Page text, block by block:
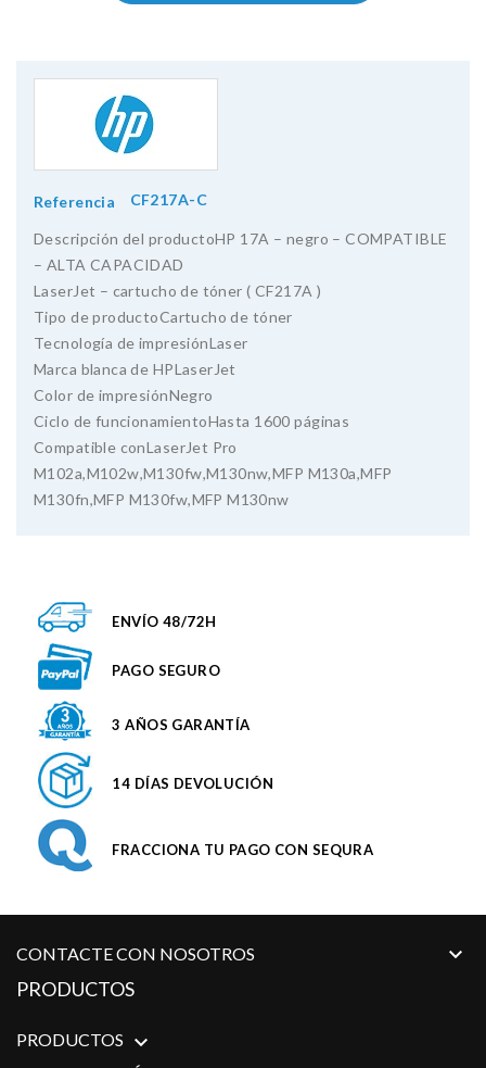
Referencia CF217A-C
Descripción del productoHP 17A – negro – COMPATIBLE
– ALTA CAPACIDAD
LaserJet – cartucho de tóner ( CF217A )
Tipo de productoCartucho de tóner
Tecnología de impresiónLaser
Marca blanca de HPLaserJet
Color de impresiónNegro
Ciclo de funcionamientoHasta 1600 páginas
Compatible conLaserJet Pro
M102a,M102w,M130fw,M130nw,MFP M130a,MFP
M130fn,MFP M130fw,MFP M130nw
ENVÍO 48/72H
PAGO SEGURO
3 AÑOS GARANTÍA
14 DÍAS DEVOLUCIÓN
FRACCIONA TU PAGO CON SEQURA
CONTACTE CON NOSOTROS 
PRODUCTOS
PRODUCTOS 